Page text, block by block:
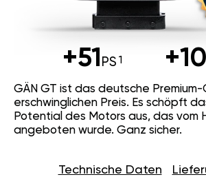
+51 PS
GÄN GT ist das deutsche Premium-
erschwinglichen Preis. Es schöpft
Potential des Motors aus, das vom
angeboten wurde. Ganz sicher.
Technische Daten